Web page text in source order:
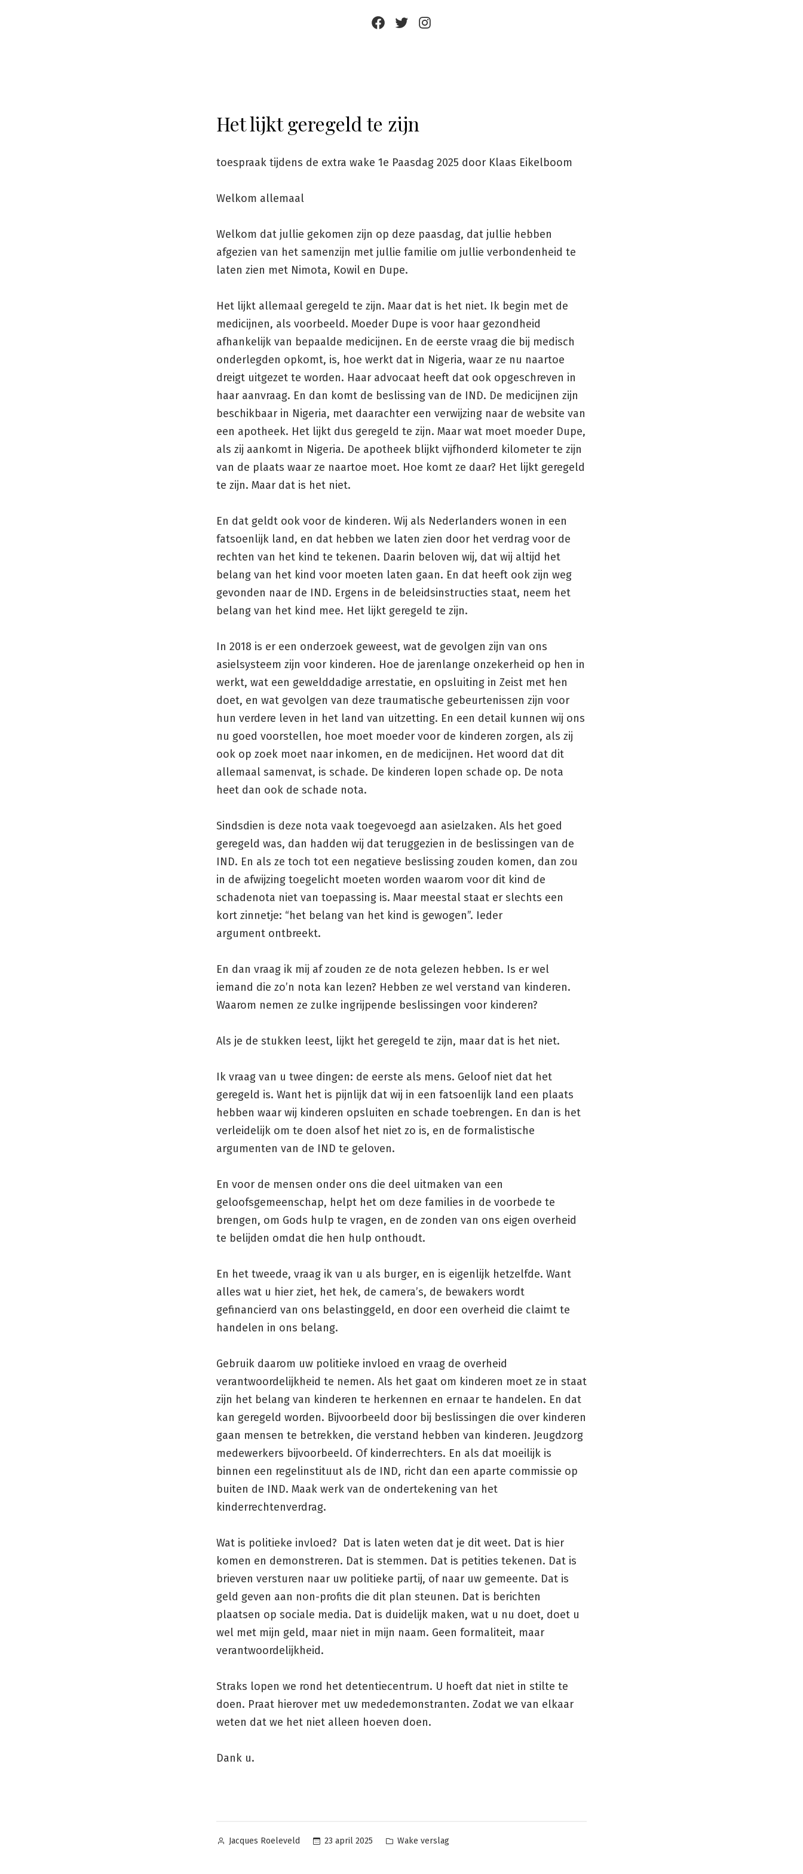
FacebookTwitterInstagram
Het lijkt geregeld te zijn
toespraak tijdens de extra wake 1e Paasdag 2025 door Klaas Eikelboom
Welkom allemaal
Welkom dat jullie gekomen zijn op deze paasdag, dat jullie hebben
afgezien van het samenzijn met jullie familie om jullie verbondenheid te
laten zien met Nimota, Kowil en Dupe.
Het lijkt allemaal geregeld te zijn. Maar dat is het niet. Ik begin met de
medicijnen, als voorbeeld. Moeder Dupe is voor haar gezondheid
afhankelijk van bepaalde medicijnen. En de eerste vraag die bij medisch
onderlegden opkomt, is, hoe werkt dat in Nigeria, waar ze nu naartoe
dreigt uitgezet te worden. Haar advocaat heeft dat ook opgeschreven in
haar aanvraag. En dan komt de beslissing van de IND. De medicijnen zijn
beschikbaar in Nigeria, met daarachter een verwijzing naar de website van
een apotheek. Het lijkt dus geregeld te zijn. Maar wat moet moeder Dupe,
als zij aankomt in Nigeria. De apotheek blijkt vijfhonderd kilometer te zijn
van de plaats waar ze naartoe moet. Hoe komt ze daar? Het lijkt geregeld
te zijn. Maar dat is het niet.
En dat geldt ook voor de kinderen. Wij als Nederlanders wonen in een
fatsoenlijk land, en dat hebben we laten zien door het verdrag voor de
rechten van het kind te tekenen. Daarin beloven wij, dat wij altijd het
belang van het kind voor moeten laten gaan. En dat heeft ook zijn weg
gevonden naar de IND. Ergens in de beleidsinstructies staat, neem het
belang van het kind mee. Het lijkt geregeld te zijn.
In 2018 is er een onderzoek geweest, wat de gevolgen zijn van ons
asielsysteem zijn voor kinderen. Hoe de jarenlange onzekerheid op hen in
werkt, wat een gewelddadige arrestatie, en opsluiting in Zeist met hen
doet, en wat gevolgen van deze traumatische gebeurtenissen zijn voor
hun verdere leven in het land van uitzetting. En een detail kunnen wij ons
nu goed voorstellen, hoe moet moeder voor de kinderen zorgen, als zij
ook op zoek moet naar inkomen, en de medicijnen. Het woord dat dit
allemaal samenvat, is schade. De kinderen lopen schade op. De nota
heet dan ook de schade nota.
Sindsdien is deze nota vaak toegevoegd aan asielzaken. Als het goed
geregeld was, dan hadden wij dat teruggezien in de beslissingen van de
IND. En als ze toch tot een negatieve beslissing zouden komen, dan zou
in de afwijzing toegelicht moeten worden waarom voor dit kind de
schadenota niet van toepassing is. Maar meestal staat er slechts een
kort zinnetje: “het belang van het kind is gewogen”. Ieder
argument ontbreekt.
En dan vraag ik mij af zouden ze de nota gelezen hebben. Is er wel
iemand die zo’n nota kan lezen? Hebben ze wel verstand van kinderen.
Waarom nemen ze zulke ingrijpende beslissingen voor kinderen?
Als je de stukken leest, lijkt het geregeld te zijn, maar dat is het niet.
Ik vraag van u twee dingen: de eerste als mens. Geloof niet dat het
geregeld is. Want het is pijnlijk dat wij in een fatsoenlijk land een plaats
hebben waar wij kinderen opsluiten en schade toebrengen. En dan is het
verleidelijk om te doen alsof het niet zo is, en de formalistische
argumenten van de IND te geloven.
En voor de mensen onder ons die deel uitmaken van een
geloofsgemeenschap, helpt het om deze families in de voorbede te
brengen, om Gods hulp te vragen, en de zonden van ons eigen overheid
te belijden omdat die hen hulp onthoudt.
En het tweede, vraag ik van u als burger, en is eigenlijk hetzelfde. Want
alles wat u hier ziet, het hek, de camera’s, de bewakers wordt
gefinancierd van ons belastinggeld, en door een overheid die claimt te
handelen in ons belang.
Gebruik daarom uw politieke invloed en vraag de overheid
verantwoordelijkheid te nemen. Als het gaat om kinderen moet ze in staat
zijn het belang van kinderen te herkennen en ernaar te handelen. En dat
kan geregeld worden. Bijvoorbeeld door bij beslissingen die over kinderen
gaan mensen te betrekken, die verstand hebben van kinderen. Jeugdzorg
medewerkers bijvoorbeeld. Of kinderrechters. En als dat moeilijk is
binnen een regelinstituut als de IND, richt dan een aparte commissie op
buiten de IND. Maak werk van de ondertekening van het
kinderrechtenverdrag.
Wat is politieke invloed? Dat is laten weten dat je dit weet. Dat is hier
komen en demonstreren. Dat is stemmen. Dat is petities tekenen. Dat is
brieven versturen naar uw politieke partij, of naar uw gemeente. Dat is
geld geven aan non-profits die dit plan steunen. Dat is berichten
plaatsen op sociale media. Dat is duidelijk maken, wat u nu doet, doet u
wel met mijn geld, maar niet in mijn naam. Geen formaliteit, maar
verantwoordelijkheid.
Straks lopen we rond het detentiecentrum. U hoeft dat niet in stilte te
doen. Praat hierover met uw mededemonstranten. Zodat we van elkaar
weten dat we het niet alleen hoeven doen.
Dank u.
Geplaatst
Jacques Roeleveld 23 april 2025
Geplaatst
Wake verslag